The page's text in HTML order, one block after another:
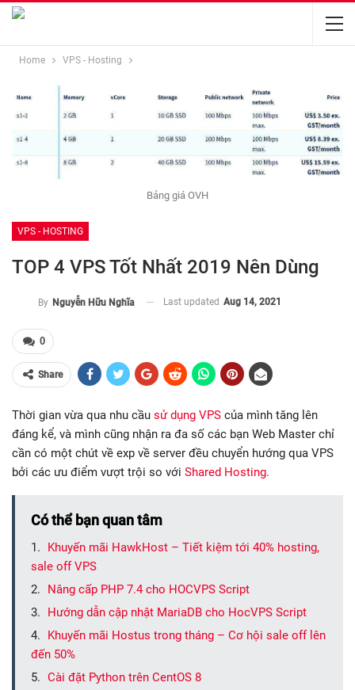
Home VPS - Hosting
Bảng giá OVH
VPS - HOSTING
TOP 4 VPS Tốt Nhất 2019 Nên Dùng
By Nguyễn Hữu Nghĩa Last updated Aug 14, 2021
0
Share
Thời gian vừa qua nhu cầu sử dụng VPS của mình tăng lên
đáng kể, và mình cũng nhận ra đa số các bạn Web Master chỉ
cần có một chút về exp về server đều chuyển hướng qua VPS
bởi các ưu điểm vượt trội so với Shared Hosting.
Có thể bạn quan tâm
Khuyến mãi HawkHost – Tiết kiệm tới 40% hosting,
sale off VPS
Nâng cấp PHP 7.4 cho HOCVPS Script
Hướng dẫn cập nhật MariaDB cho HocVPS Script
Khuyến mãi Hostus trong tháng – Cơ hội sale off lên
đến 50%
Cài đặt Python trên CentOS 8